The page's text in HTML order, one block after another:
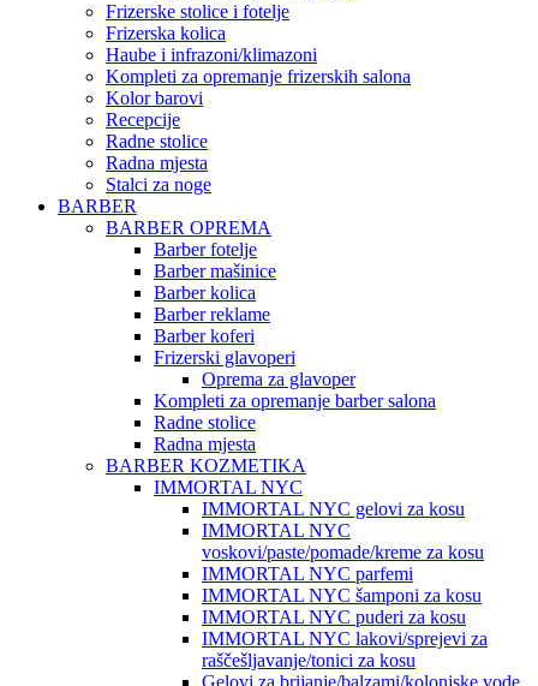
Frizerske stolice i fotelje
Frizerska kolica
Haube i infrazoni/klimazoni
Kompleti za opremanje frizerskih salona
Kolor barovi
Recepcije
Radne stolice
Radna mjesta
Stalci za noge
BARBER
BARBER OPREMA
Barber fotelje
Barber mašinice
Barber kolica
Barber reklame
Barber koferi
Frizerski glavoperi
Oprema za glavoper
Kompleti za opremanje barber salona
Radne stolice
Radna mjesta
BARBER KOZMETIKA
IMMORTAL NYC
IMMORTAL NYC gelovi za kosu
IMMORTAL NYC
voskovi/paste/pomade/kreme za kosu
IMMORTAL NYC parfemi
IMMORTAL NYC šamponi za kosu
IMMORTAL NYC puderi za kosu
IMMORTAL NYC lakovi/sprejevi za
raščešljavanje/tonici za kosu